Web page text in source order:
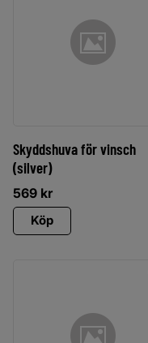
Skyddshuva för vinsch
(silver)
569 kr
Köp